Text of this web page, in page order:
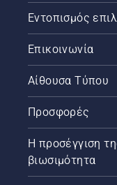
Εντοπισμός
Επικοινωνία
Αίθουσα Τύπου
Προσφορές
Η προσέγγιση
βιωσιμότητα